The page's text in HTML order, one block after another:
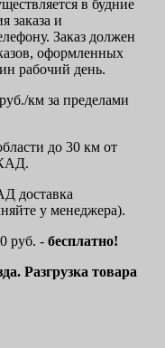
в будние
заказа и
Заказ должен
оформленных
рабочий день.
км за пределами
до 30 км от
доставка
у менеджера).
руб. - бесплатно!
Разгрузка товара